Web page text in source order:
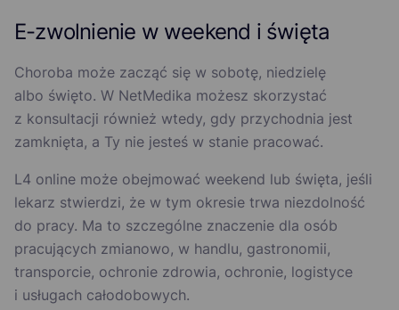
E-zwolnienie w weekend i święta
Choroba może zacząć się w sobotę, niedzielę
albo święto. W NetMedika możesz skorzystać
z konsultacji również wtedy, gdy przychodnia jest
zamknięta, a Ty nie jesteś w stanie pracować.
L4 online może obejmować weekend lub święta, jeśli
lekarz stwierdzi, że w tym okresie trwa niezdolność
do pracy. Ma to szczególne znaczenie dla osób
pracujących zmianowo, w handlu, gastronomii,
transporcie, ochronie zdrowia, ochronie, logistyce
i usługach całodobowych.